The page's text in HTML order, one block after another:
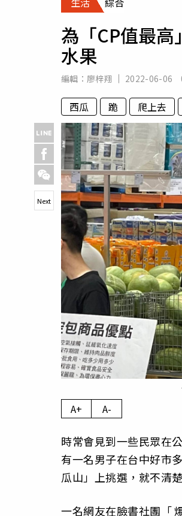
為「CP值最
水果
編輯： 廖梓翔 2022-06-06
西瓜 跪 爬上去
Next
A+ A-
時常會見到一些民眾在
有一名男子在台中好市
瓜山」上挑選，就不清
一名網友在臉書社團「